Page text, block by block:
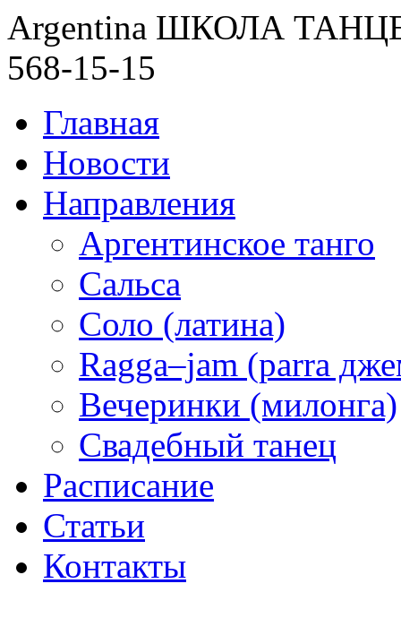
Argentina ШКОЛА
568-15-15
Главная
Новости
Направления
Аргентинское танго
Сальса
Соло (латина)
Ragga–jam (parra
Вечеринки (милонга)
Свадебный танец
Расписание
Статьи
Контакты